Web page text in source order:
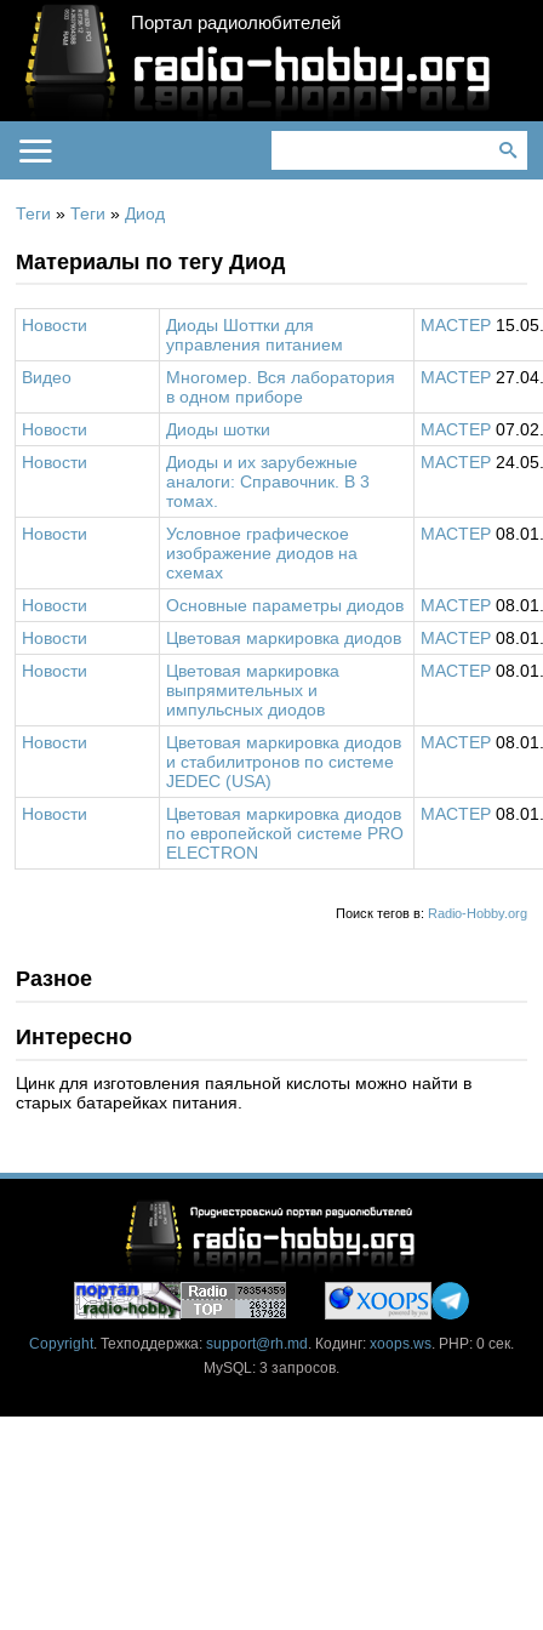
Портал радиолюбителей
Теги »Теги » Диод
Материалы по тегу Диод
Новости
Диоды Шоттки для
управления питанием
MACTEP
Видео
Многомер. Вся лаборатория
в одном приборе
MACTEP
Новости Диоды шотки MACTEP
Новости
Диоды и их зарубежные
аналоги: Справочник. В 3
томах.
MACTEP
Новости
Условное графическое
изображение диодов на
схемах
MACTEP
Новости Основные параметры диодов MACTEP
Новости
Цветовая маркировка диодов MACTEP
Новости
Цветовая маркировка
выпрямительных и
импульсных диодов
MACTEP
Новости
Цветовая маркировка диодов
и стабилитронов по системе
JEDEC (USA)
MACTEP
Новости
Цветовая маркировка диодов
по европейской системе PRO
ELECTRON
MACTEP
Поиск тегов в: Radio-Hobby.org
Разное
Интересно
Цинк для изготовления паяльной кислоты можно найти в
старых батарейках питания.
Copyright. Техподдержка: support@rh.md . Кодинг: xoops.ws. PHP: 0 сек.
MySQL: 3 запросов.